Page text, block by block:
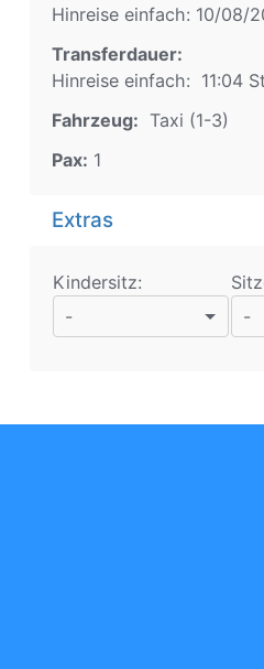
Hinreise einfach: 10/08/
Transferdauer:
Hinreise einfach: 11:04
Fahrzeug: Taxi (1-3)
Pax: 1
Extras
Kindersitz:
-
-